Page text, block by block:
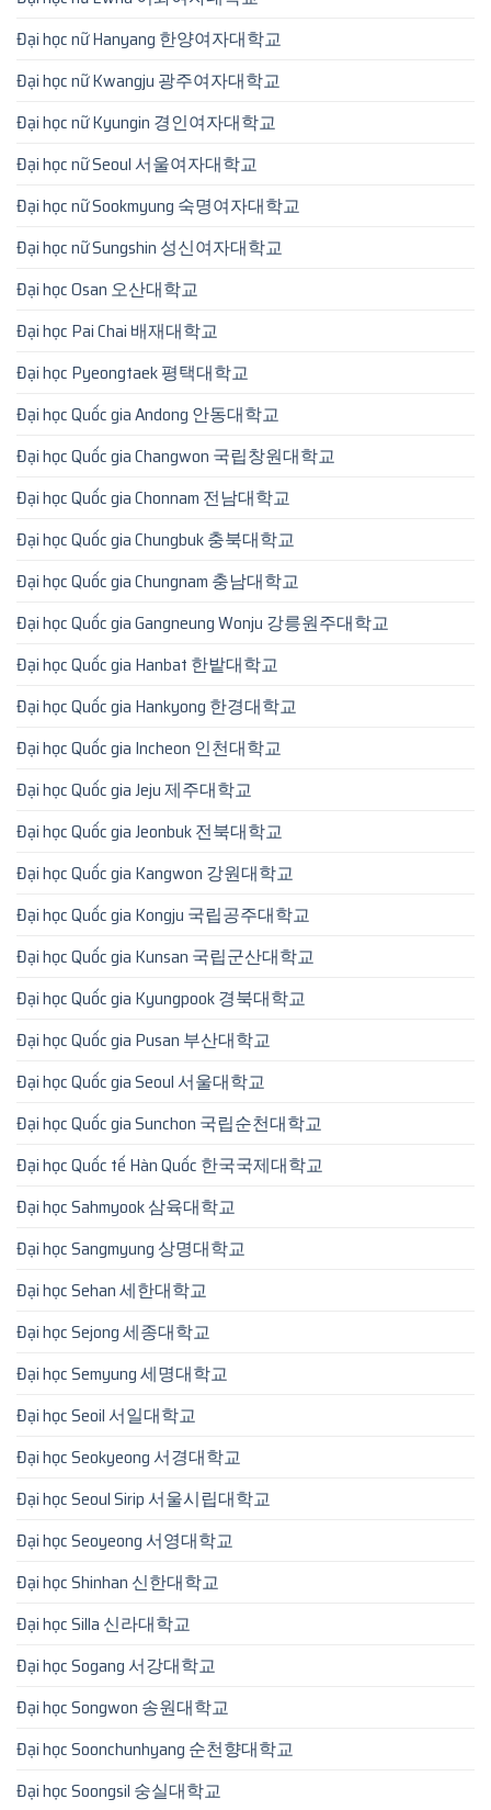
Đại học nữ Hanyang 한양여자대학교
Đại học nữ Kwangju 광주여자대학교
Đại học nữ Kyungin 경인여자대학교
Đại học nữ Seoul 서울여자대학교
Đại học nữ Sookmyung 숙명여자대학교
Đại học nữ Sungshin 성신여자대학교
Đại học Osan 오산대학교
Đại học Pai Chai 배재대학교
Đại học Pyeongtaek 평택대학교
Đại học Quốc gia Andong 안동대학교
Đại học Quốc gia Changwon 국립창원대학교
Đại học Quốc gia Chonnam 전남대학교
Đại học Quốc gia Chungbuk 충북대학교
Đại học Quốc gia Chungnam 충남대학교
Đại học Quốc gia Gangneung Wonju 강릉원주대학교
Đại học Quốc gia Hanbat 한밭대학교
Đại học Quốc gia Hankyong 한경대학교
Đại học Quốc gia Incheon 인천대학교
Đại học Quốc gia Jeju 제주대학교
Đại học Quốc gia Jeonbuk 전북대학교
Đại học Quốc gia Kangwon 강원대학교
Đại học Quốc gia Kongju 국립공주대학교
Đại học Quốc gia Kunsan 국립군산대학교
Đại học Quốc gia Kyungpook 경북대학교
Đại học Quốc gia Pusan 부산대학교
Đại học Quốc gia Seoul 서울대학교
Đại học Quốc gia Sunchon 국립순천대학교
Đại học Quốc tế Hàn Quốc 한국국제대학교
Đại học Sahmyook 삼육대학교
Đại học Sangmyung 상명대학교
Đại học Sehan 세한대학교
Đại học Sejong 세종대학교
Đại học Semyung 세명대학교
Đại học Seoil 서일대학교
Đại học Seokyeong 서경대학교
Đại học Seoul Sirip 서울시립대학교
Đại học Seoyeong 서영대학교
Đại học Shinhan 신한대학교
Đại học Silla 신라대학교
Đại học Sogang 서강대학교
Đại học Songwon 송원대학교
Đại học Soonchunhyang 순천향대학교
Đại học Soongsil 숭실대학교